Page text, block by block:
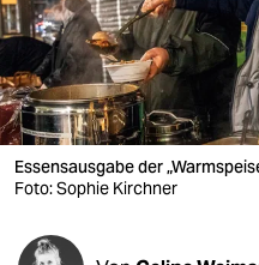
wahrheit
verlag
verlag
veranstaltungen
fragen & hilfe
Essensausgabe der
Foto: Sophie Kirchner